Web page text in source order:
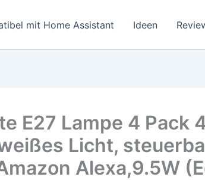
mit Home Assistant Ideen
E27 Lampe 4 Pack
Licht,
Alexa,9.5W